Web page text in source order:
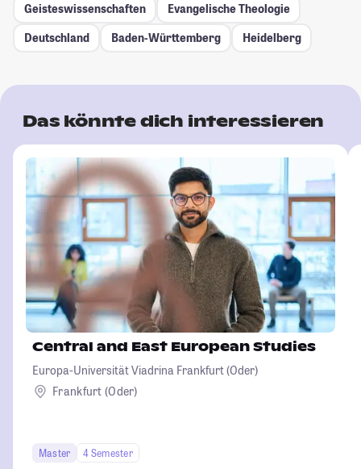
Geisteswissenschaften
Evangelische Theologie
Deutschland
Baden-Württemberg Heidelberg
Das könnte dich interessieren
Central and East European Studies
Europa-Universität Viadrina Frankfurt (Oder)
Frankfurt (Oder)
Master
4 Semester